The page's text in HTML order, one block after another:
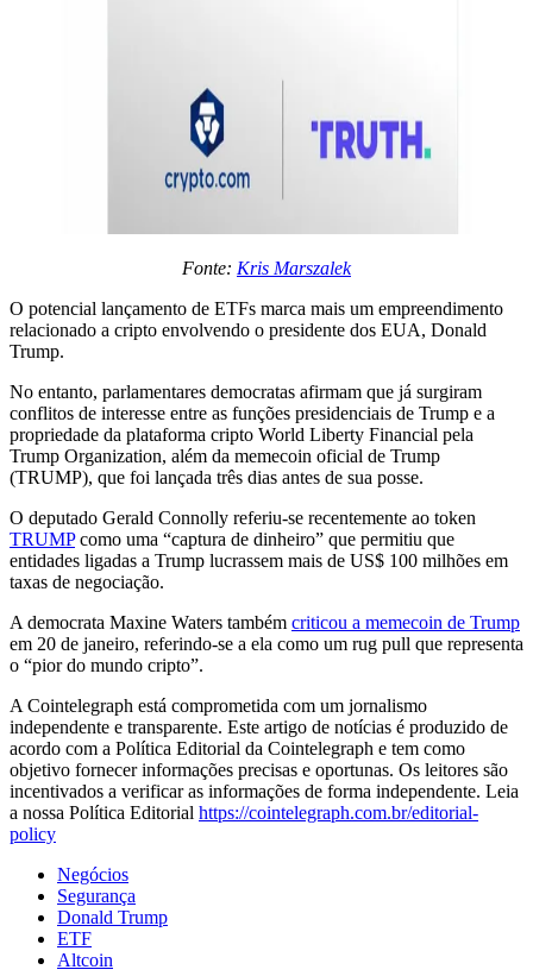
Fonte: Kris Marszalek
O potencial lançamento de ETFs marca mais um empreendimento
relacionado a cripto envolvendo o presidente dos EUA, Donald
Trump.
No entanto, parlamentares democratas afirmam que já surgiram
conflitos de interesse entre as funções presidenciais de Trump e a
propriedade da plataforma cripto World Liberty Financial pela
Trump Organization, além da memecoin oficial de Trump
(TRUMP), que foi lançada três dias antes de sua posse.
O deputado Gerald Connolly referiu-se recentemente ao token
TRUMPcomo uma “captura de dinheiro” que permitiu que
entidades ligadas a Trump lucrassem mais de US$ 100 milhões em
taxas de negociação.
A democrata Maxine Waters também criticou a memecoin de Trump
em 20 de janeiro, referindo-se a ela como um rug pull que representa
o “pior do mundo cripto”.
A Cointelegraph está comprometida com um jornalismo
independente e transparente. Este artigo de notícias é produzido de
acordo com a Política Editorial da Cointelegraph e tem como
objetivo fornecer informações precisas e oportunas. Os leitores são
incentivados a verificar as informações de forma independente. Leia
a nossa Política Editorial https://cointelegraph.com.br/editorial-
policy
Negócios
Segurança
Donald Trump
ETF
Altcoin